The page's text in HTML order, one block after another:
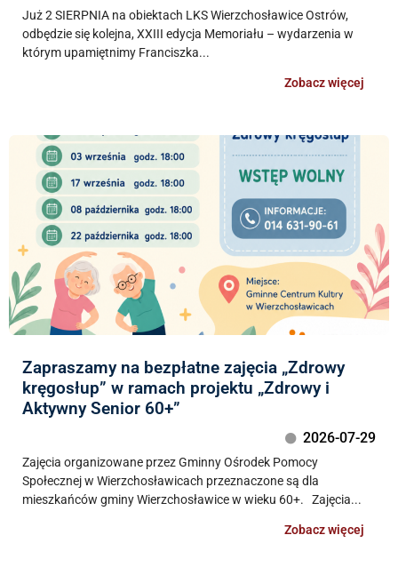
Już 2 SIERPNIA na obiektach LKS Wierzchosławice Ostrów,
odbędzie się kolejna, XXIII edycja Memoriału – wydarzenia w
którym upamiętnimy Franciszka...
Zobacz więcej
Zapraszamy na bezpłatne zajęcia „Zdrowy
kręgosłup” w ramach projektu „Zdrowy i
Aktywny Senior 60+”
2026-07-29
Zajęcia organizowane przez Gminny Ośrodek Pomocy
Społecznej w Wierzchosławicach przeznaczone są dla
mieszkańców gminy Wierzchosławice w wieku 60+. Zajęcia...
Zobacz więcej